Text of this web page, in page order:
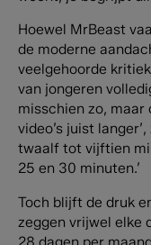
Hoewel MrBeast
de moderne
veelgehoorde
van jongeren
misschien zo, maar
video’s juist
twaalf tot vijftien
25 en 30 minuten.’
Toch blijft de druk
zeggen vrijwel elke